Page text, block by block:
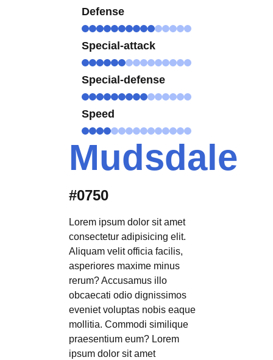
Defense
Special-attack
Special-defense
Speed
Mudsdale
#0750
Lorem ipsum dolor sit amet
consectetur adipisicing elit.
Aliquam velit officia facilis,
asperiores maxime minus
rerum? Accusamus illo
obcaecati odio dignissimos
eveniet voluptas nobis eaque
mollitia. Commodi similique
praesentium eum? Lorem
ipsum dolor sit amet